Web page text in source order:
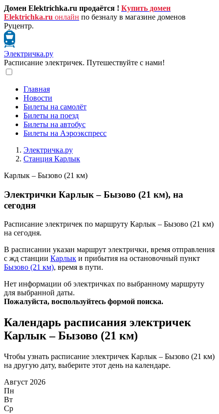
Домен Elektrichka.ru продаётся ! Купить домен
Elektrichka.ru онлайн по безналу в магазине доменов
Руцентр.
Электричка.ру
Расписание электричек. Путешествуйте с нами!
Главная
Новости
Билеты на самолёт
Билеты на поезд
Билеты на автобус
Билеты на Аэроэкспресс
Электричка.ру
Станция Карлык
Карлык – Бызово (21 км)
Электрички Карлык – Бызово (21 км), на
сегодня
Расписание электричек по маршруту Карлык – Бызово (21 км)
на сегодня.
В расписании указан маршрут электрички, время отправления
с жд станции Карлык и прибытия на остановочный пункт
Бызово (21 км), время в пути.
Нет информации об электричках по выбранному маршруту
для выбранной даты.
Пожалуйста, воспользуйтесь формой поиска.
Календарь расписания электричек
Карлык – Бызово (21 км)
Чтобы узнать расписание электричек Карлык – Бызово (21 км)
на другую дату, выберите этот день на календаре.
Август 2026
Пн
Вт
Ср